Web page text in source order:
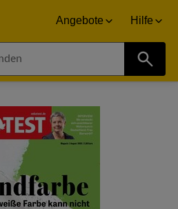
Angebote Hilfe